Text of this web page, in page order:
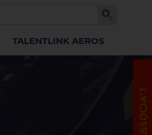
TALENTLINK AEROS